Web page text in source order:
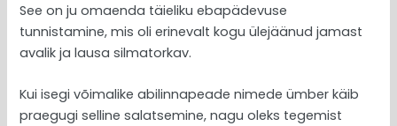
See on ju omaenda täieliku ebapädevuse
tunnistamine, mis oli erinevalt kogu ülejäänud jamast
avalik ja lausa silmatorkav.
Kui isegi võimalike abilinnapeade nimede ümber käib
praegugi selline salatsemine, nagu oleks tegemist